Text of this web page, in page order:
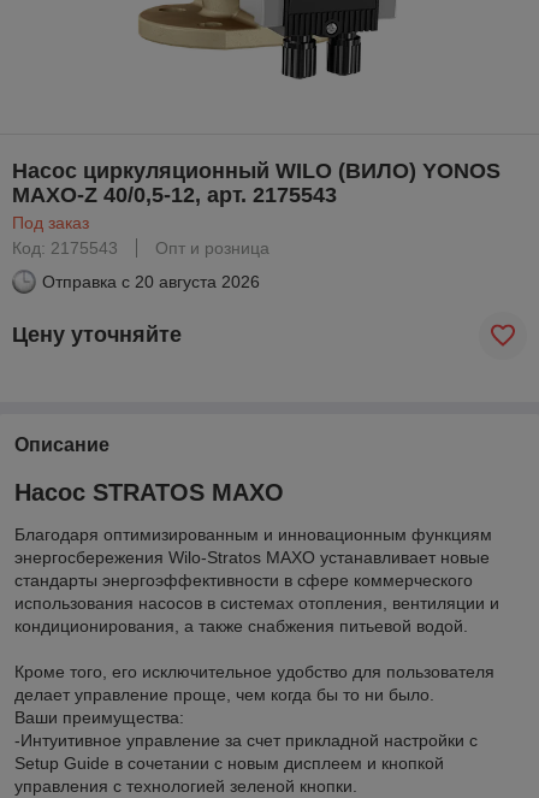
Насос циркуляционный WILO (ВИЛО) YONOS
MAXO-Z 40/0,5-12, арт. 2175543
Под заказ
Код: 2175543
Опт и розница
Отправка с 20 августа 2026
Цену уточняйте
Описание
Насос STRATOS MAXO
Благодаря оптимизированным и инновационным функциям
энергосбережения Wilo-Stratos MAXO устанавливает новые
стандарты энергоэффективности в сфере коммерческого
использования насосов в системах отопления, вентиляции и
кондиционирования, а также снабжения питьевой водой.
Кроме того, его исключительное удобство для пользователя
делает управление проще, чем когда бы то ни было.
Ваши преимущества:
-Интуитивное управление за счет прикладной настройки с
Setup Guide в сочетании с новым дисплеем и кнопкой
управления с технологией зеленой кнопки.